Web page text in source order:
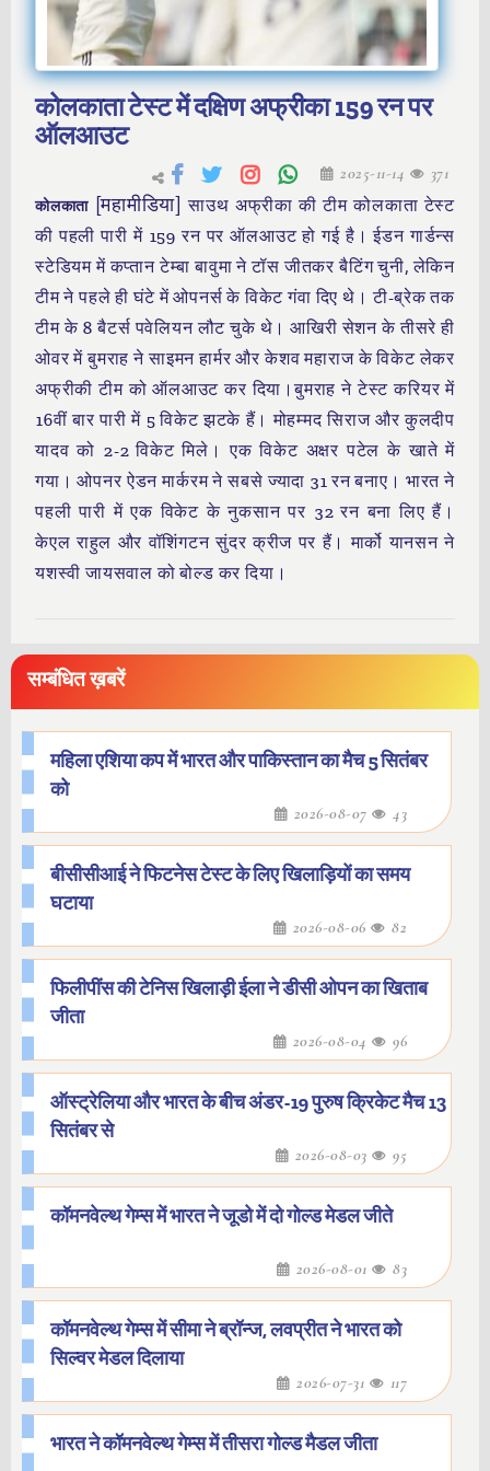
कोलकाता टेस्ट में दक्षिण अफ्रीका 159 रन पर
ऑलआउट
2025-11-14 371
कोलकाता [महामीडिया]साउथ अफ्रीका की टीम कोलकाता टेस्ट
की पहली पारी में 159 रन पर ऑलआउट हो गई है। ईडन गार्डन्स
स्टेडियम में कप्तान टेम्बा बावुमा ने टॉस जीतकर बैटिंग चुनी, लेकिन
टीम ने पहले ही घंटे में ओपनर्स के विकेट गंवा दिए थे। टी-ब्रेक तक
टीम के 8 बैटर्स पवेलियन लौट चुके थे। आखिरी सेशन के तीसरे ही
ओवर में बुमराह ने साइमन हार्मर और केशव महाराज के विकेट लेकर
अफ्रीकी टीम को ऑलआउट कर दिया।बुमराह ने टेस्ट करियर में
16वीं बार पारी में 5 विकेट झटके हैं। मोहम्मद सिराज और कुलदीप
यादव को 2-2 विकेट मिले। एक विकेट अक्षर पटेल के खाते में
गया। ओपनर ऐडन मार्करम ने सबसे ज्यादा 31 रन बनाए। भारत ने
पहली पारी में एक विकेट के नुकसान पर 32 रन बना लिए हैं।
केएल राहुल और वॉशिंगटन सुंदर क्रीज पर हैं। मार्को यानसन ने
यशस्वी जायसवाल को बोल्ड कर दिया।
सम्बंधित ख़बरें
महिला एशिया कप में भारत और पाकिस्तान का मैच 5 सितंबर
को
2026-08-07 43
बीसीसीआई ने फिटनेस टेस्ट के लिए खिलाड़ियों का समय
घटाया
2026-08-06 82
फिलीपींस की टेनिस खिलाड़ी ईला ने डीसी ओपन का खिताब
जीता
2026-08-04 96
ऑस्ट्रेलिया और भारत के बीच अंडर-19 पुरुष क्रिकेट मैच 13
सितंबर से
2026-08-03 95
कॉमनवेल्थ गेम्स में भारत ने जूडो में दो गोल्ड मेडल जीते
2026-08-01 83
कॉमनवेल्थ गेम्स में सीमा ने ब्रॉन्ज, लवप्रीत ने भारत को
सिल्वर मेडल दिलाया
2026-07-31 117
भारत ने कॉमनवेल्थ गेम्स में तीसरा गोल्ड मैडल जीता